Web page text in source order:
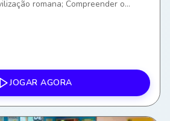
romana; Compreender o
JOGAR AGORA